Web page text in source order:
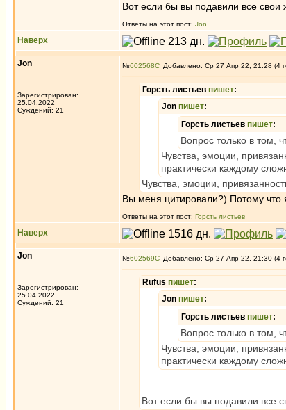
Вот если бы вы подавили все
Ответы на этот пост: Jon
Наверх
Jon
Зарегистрирован:
25.04.2022
Суждений: 21
№602568 Добавлено: Ср 27 Апр 22, 21:28 (4
Горсть листьев пишет:
Jon пишет:
Горсть листьев пишет:
Вопрос только в том,
Чувства, эмоции,
практически каждому
Чувства, эмоции,
Вы меня цитировали?) Потому
Ответы на этот пост: Горсть листьев
Наверх
Jon
Зарегистрирован:
25.04.2022
Суждений: 21
№602569 Добавлено: Ср 27 Апр 22, 21:30 (4
Rufus пишет:
Jon пишет:
Горсть листьев пишет:
Вопрос только в том,
Чувства, эмоции,
практически каждому
Вот если бы вы подавили все